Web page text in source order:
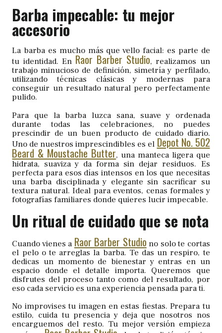
Barba impecable: tu mejor
accesorio
La barba es mucho más que vello facial: es parte de
tu identidad. En Raor Barber Studio, realizamos un
trabajo minucioso de definición, simetría y perfilado,
utilizando técnicas clásicas y modernas para
conseguir un resultado natural pero perfectamente
pulido.
Para que la barba luzca sana, suave y ordenada
durante todas las celebraciones, no puedes
prescindir de un buen producto de cuidado diario.
Uno de nuestros imprescindibles es el Depot No. 502
Beard & Moustache Butter, una manteca ligera que
hidrata, suaviza y da forma sin dejar residuos. Es
perfecta para esos días intensos en los que necesitas
una barba disciplinada y elegante sin sacrificar su
textura natural. Ideal para eventos, cenas formales y
fotografías familiares donde quieres lucir impecable.
Un ritual de cuidado que se nota
Cuando vienes a Raor Barber Studio no solo te cortas
el pelo o te arreglas la barba. Te das un respiro, te
dedicas un momento de bienestar y entras en un
espacio donde el detalle importa. Queremos que
disfrutes del proceso tanto como del resultado, por
eso cada servicio es una experiencia pensada para ti.
No improvises tu imagen en estas fiestas. Prepara tu
estilo, cuida tu presencia y deja que nosotros nos
encarguemos del resto. Tu mejor versión empieza